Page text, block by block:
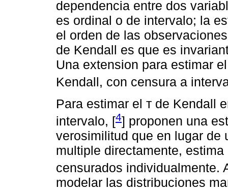
dependencia entre dos
es ordinal o de intervalo; la
el orden de las
de Kendall es que es
Una extension para estimar
Kendall, con censura a
Para estimar el т de Kendall
intervalo, [4] proponen una
verosimilitud que en lugar de
multiple directamente,
censurados individualmente.
modelar las distribuciones